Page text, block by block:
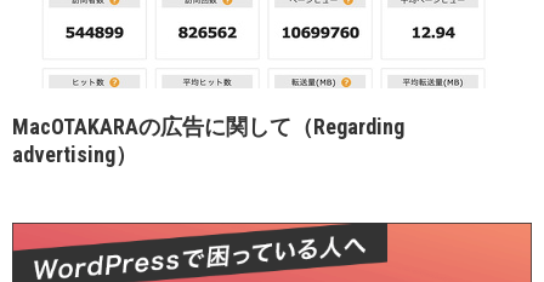
MacOTAKARAの広告に関して（Regarding
advertising）